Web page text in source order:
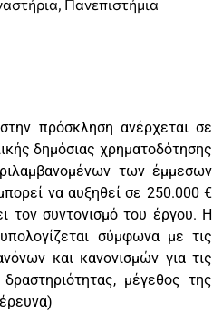
Πανεπιστήμια
πρόσκληση ανέρχεται σε
δημόσιας χρηματοδότησης
των έμμεσων
να αυξηθεί σε 250.000 €
τον συντονισμό του έργου. Η
σύμφωνα με τις
και κανονισμών για τις
μέγεθος της